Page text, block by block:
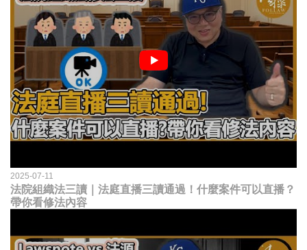
2025-07-11
法院組織法三讀｜法庭直播三讀通過！什麼案件可以直播？
帶你看修法內容